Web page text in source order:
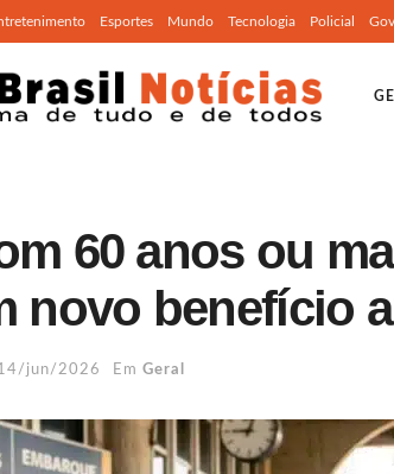
Esportes Mundo Tecnologia Policial
60 anos ou
novo benefício
jun/2026 Em Geral